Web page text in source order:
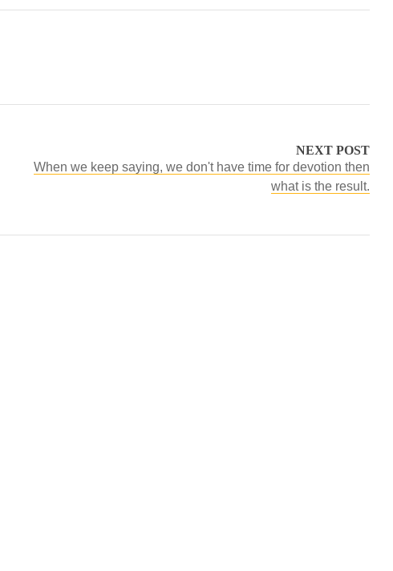
NEXT POST
When we keep saying, we don't have time for devotion then
what is the result.